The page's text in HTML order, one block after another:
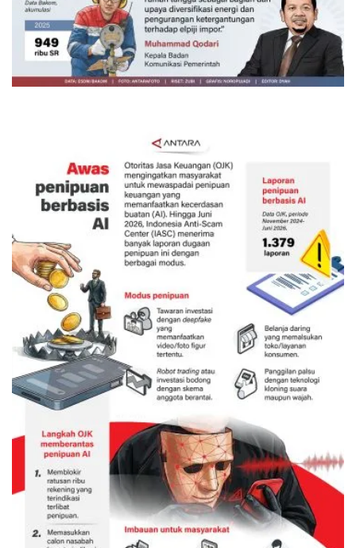
160 ribu sambungan baru jaringan
gas 2026
Kemarin 18:00